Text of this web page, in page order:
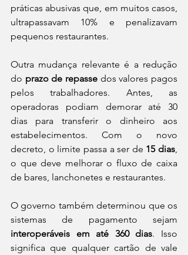
práticas abusivas que, em muitos casos,
ultrapassavam 10% e penalizavam
pequenos restaurantes.
Outra mudança relevante é a redução
do prazo de repasse dos valores pagos
pelos trabalhadores. Antes, as
operadoras podiam demorar até 30
dias para transferir o dinheiro aos
estabelecimentos. Com o novo
decreto, o limite passa a ser de 15 dias
o que deve melhorar o fluxo de caixa
de bares, lanchonetes e restaurantes.
O governo também determinou que os
interoperáveis em até 360 dias. Isso
significa que qualquer cartão de vale